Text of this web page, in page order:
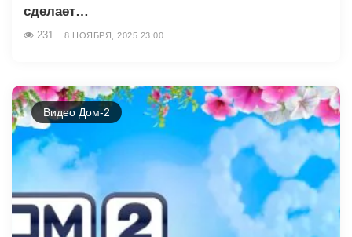
сделает…
231 8 НОЯБРЯ, 2025 23:00
Видео Дом-2